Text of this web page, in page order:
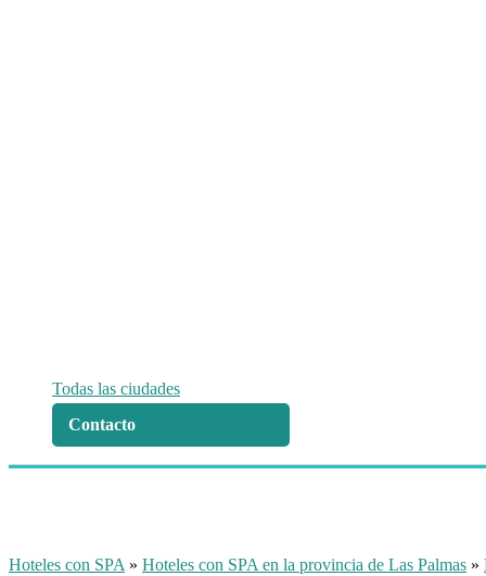
Todas las ciudades
Contacto
Hoteles con SPA» Hoteles con SPA en la provincia de Las Palmas »